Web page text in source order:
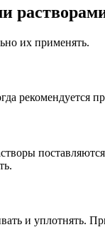
их применять.
рекомендуется
и уплотнять.